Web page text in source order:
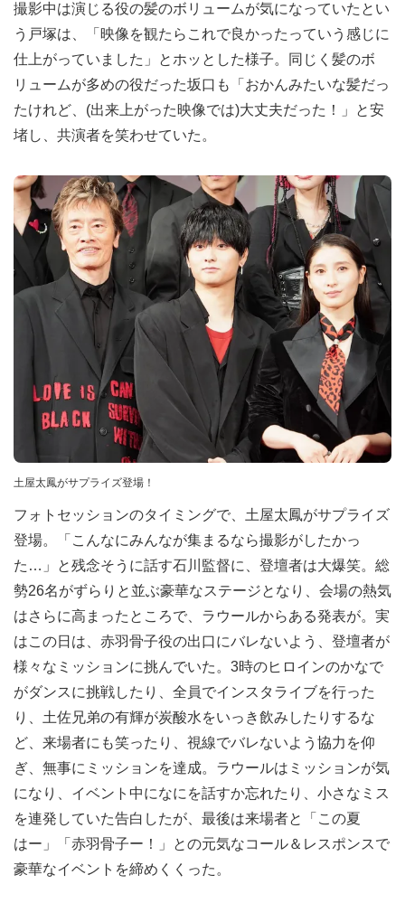
撮影中は演じる役の髪のボリュームが気になっていたとい
う戸塚は、「映像を観たらこれで良かったっていう感じに
仕上がっていました」とホッとした様子。同じく髪のボ
リュームが多めの役だった坂口も「おかんみたいな髪だっ
たけれど、(出来上がった映像では)大丈夫だった！」と安
堵し、共演者を笑わせていた。
土屋太鳳がサプライズ登場！
フォトセッションのタイミングで、土屋太鳳がサプライズ
登場。「こんなにみんなが集まるなら撮影がしたかっ
た…」と残念そうに話す石川監督に、登壇者は大爆笑。総
勢26名がずらりと並ぶ豪華なステージとなり、会場の熱気
はさらに高まったところで、ラウールからある発表が。実
はこの日は、赤羽骨子役の出口にバレないよう、登壇者が
様々なミッションに挑んでいた。3時のヒロインのかなで
がダンスに挑戦したり、全員でインスタライブを行った
り、土佐兄弟の有輝が炭酸水をいっき飲みしたりするな
ど、来場者にも笑ったり、視線でバレないよう協力を仰
ぎ、無事にミッションを達成。ラウールはミッションが気
になり、イベント中になにを話すか忘れたり、小さなミス
を連発していた告白したが、最後は来場者と「この夏
はー」「赤羽骨子ー！」との元気なコール＆レスポンスで
豪華なイベントを締めくくった。